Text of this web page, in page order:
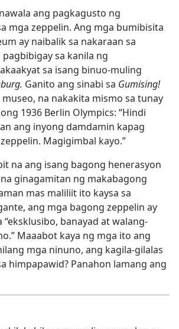
ang pagkagusto ng
mga zeppelin. Ang mga bumibisita
ay naibalik sa nakaraan sa
sa kanila ng
sa isang binuo-muling
Ganito ang sinabi sa Gumising!
museo, na nakakita mismo sa tunay
1936 Berlin Olympics: “Hindi
ang inyong damdamin kapag
Magigimbal kayo.”
na ang isang bagong henerasyon
ginagamitan ng makabagong
mas maliliit ito kaysa sa
ang mga bagong zeppelin ay
“eksklusibo, banayad at walang-
Maaabot kaya ng mga ito ang
mga ninuno, ang kagila-gilalas
himpapawid? Panahon lamang ang